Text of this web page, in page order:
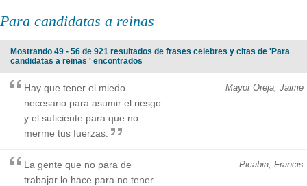
Para candidatas a reinas
Mostrando 49 - 56 de 921 resultados de frases celebres y citas de 'Para
candidatas a reinas ' encontrados
Mayor Oreja, Jaime
Hay que tener el miedo
necesario para asumir el riesgo
y el suficiente para que no
merme tus fuerzas.
Picabia, Francis
La gente que no para de
trabajar lo hace para no tener